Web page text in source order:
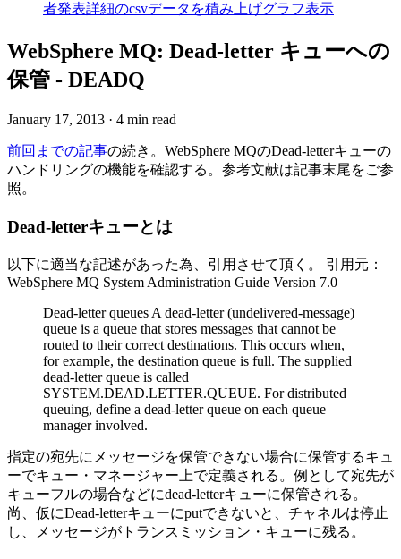
者発表詳細のcsvデータを積み上げグラフ表示
WebSphere MQ: Dead-letter キューへの
保管 - DEADQ
January 17, 2013 · 4 min read
前回までの記事の続き。WebSphere MQのDead-letterキューの
ハンドリングの機能を確認する。参考文献は記事末尾をご参
照。
Dead-letterキューとは
以下に適当な記述があった為、引用させて頂く。 引用元：
WebSphere MQ System Administration Guide Version 7.0
Dead-letter queues A dead-letter (undelivered-message)
queue is a queue that stores messages that cannot be
routed to their correct destinations. This occurs when,
for example, the destination queue is full. The supplied
dead-letter queue is called
SYSTEM.DEAD.LETTER.QUEUE. For distributed
queuing, define a dead-letter queue on each queue
manager involved.
指定の宛先にメッセージを保管できない場合に保管するキュ
ーでキュー・マネージャー上で定義される。例として宛先が
キューフルの場合などにdead-letterキューに保管される。
尚、仮にDead-letterキューにputできないと、チャネルは停止
し、メッセージがトランスミッション・キューに残る。